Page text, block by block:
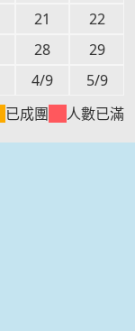
21
22
28
29
4/9
5/9
已成團 人數已滿